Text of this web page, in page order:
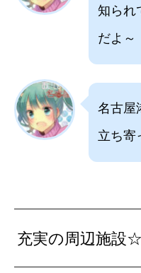
知られ
だよ～
名古屋
立ち寄
充実の周辺施設☆